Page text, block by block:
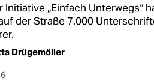
Initiative „Einfach Unterwegs“
der Straße 7.000
Drügemöller